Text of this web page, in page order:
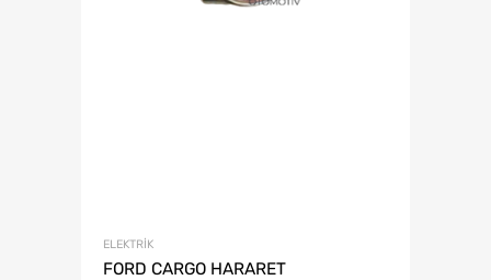
ELEKTRIK
FORD CARGO HARARET